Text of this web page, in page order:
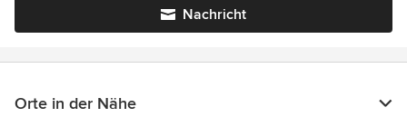
Nachricht
Orte in der Nähe